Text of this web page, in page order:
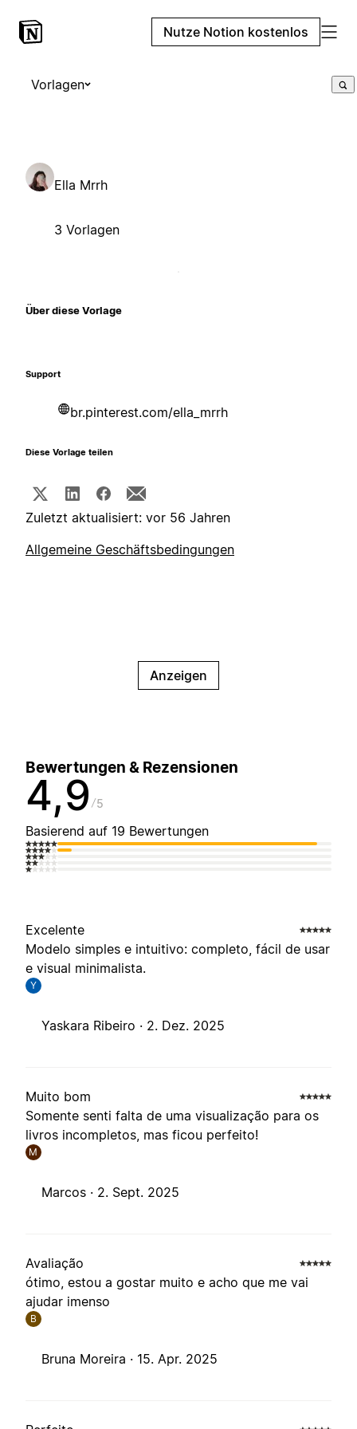
Nutze Notion kostenlos
Vorlagen
Ella Mrrh
3 Vorlagen
Über diese Vorlage
Support
br.pinterest.com/ella_mrrh
Diese Vorlage teilen
Zuletzt aktualisiert: vor 56 Jahren
Allgemeine Geschäftsbedingungen
Anzeigen
Bewertungen & Rezensionen
4,9 5
Basierend auf 19 Bewertungen
Excelente
Modelo simples e intuitivo: completo, fácil de usar
e visual minimalista.
Y
Yaskara Ribeiro · 2. Dez. 2025
Muito bom
Somente senti falta de uma visualização para os
livros incompletos, mas ficou perfeito!
M
Marcos · 2. Sept. 2025
Avaliação
ótimo, estou a gostar muito e acho que me vai
ajudar imenso
B
Bruna Moreira · 15. Apr. 2025